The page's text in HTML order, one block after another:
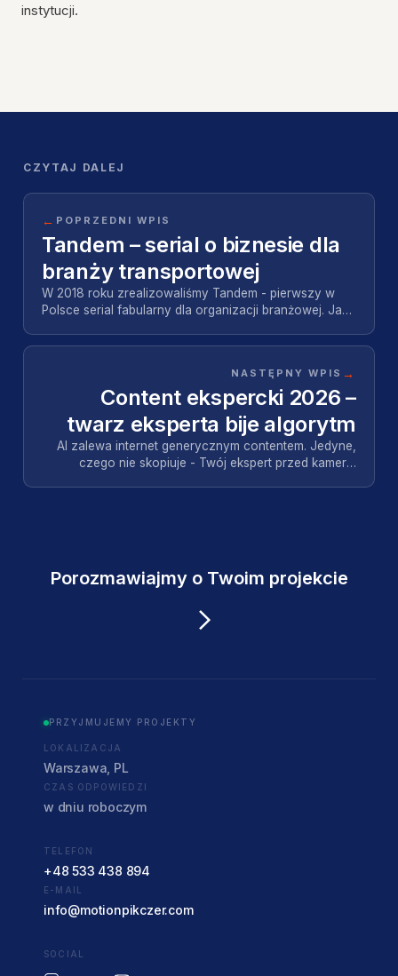
instytucji.
CZYTAJ DALEJ
← POPRZEDNI WPIS
Tandem – serial o biznesie dla
branży transportowej
W 2018 roku zrealizowaliśmy Tandem - pierwszy w
Polsce serial fabularny dla organizacji branżowej. Jak
NASTĘPNY WPIS →
Content ekspercki 2026 –
twarz eksperta bije algorytm
AI zalewa internet generycznym contentem. Jedyne,
czego nie skopiuje - Twój ekspert przed kamerą.
Porozmawiajmy o Twoim projekcie
PRZYJMUJEMY PROJEKTY
LOKALIZACJA
Warszawa, PL
CZAS ODPOWIEDZI
w dniu roboczym
TELEFON
+48 533 438 894
E-MAIL
info@motionpikczer.com
SOCIAL